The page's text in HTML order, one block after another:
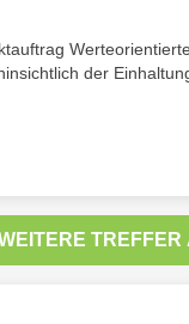
der
TREFFER